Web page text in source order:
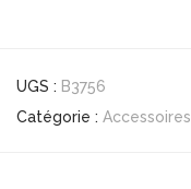
UGS : B3756
Catégorie : Accessoires